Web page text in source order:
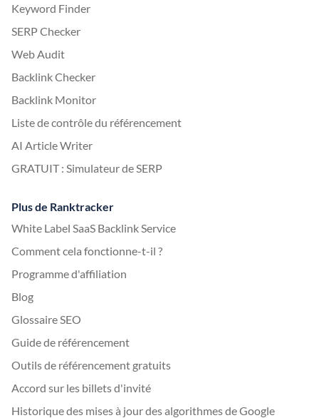
Keyword Finder
SERP Checker
Web Audit
Backlink Checker
Backlink Monitor
Liste de contrôle du référencement
AI Article Writer
GRATUIT : Simulateur de SERP
Plus de Ranktracker
White Label SaaS Backlink Service
Comment cela fonctionne-t-il ?
Programme d'affiliation
Blog
Glossaire SEO
Guide de référencement
Outils de référencement gratuits
Accord sur les billets d'invité
Historique des mises à jour des algorithmes de Google